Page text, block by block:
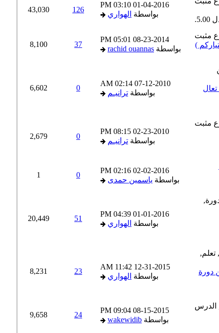
01-04-2016
03:10 PM
بواسطةالهواري
126
43,030
)
08-23-2014
05:01 PM
بواسطةrachid ouannas
37
8,100
07-12-2010
02:14 AM
بواسطةترانيـم
6,602
02-23-2010
08:15 PM
بواسطةترانيـم
2,679
02-02-2016
02:16 PM
بواسطةياسمين حمدى
01-01-2016
04:39 PM
بواسطةالهواري
51
20,449
12-31-2015
11:42 AM
بواسطةالهواري
23
8,231
08-15-2015
09:04 PM
بواسطةwakewidib
24
9,658